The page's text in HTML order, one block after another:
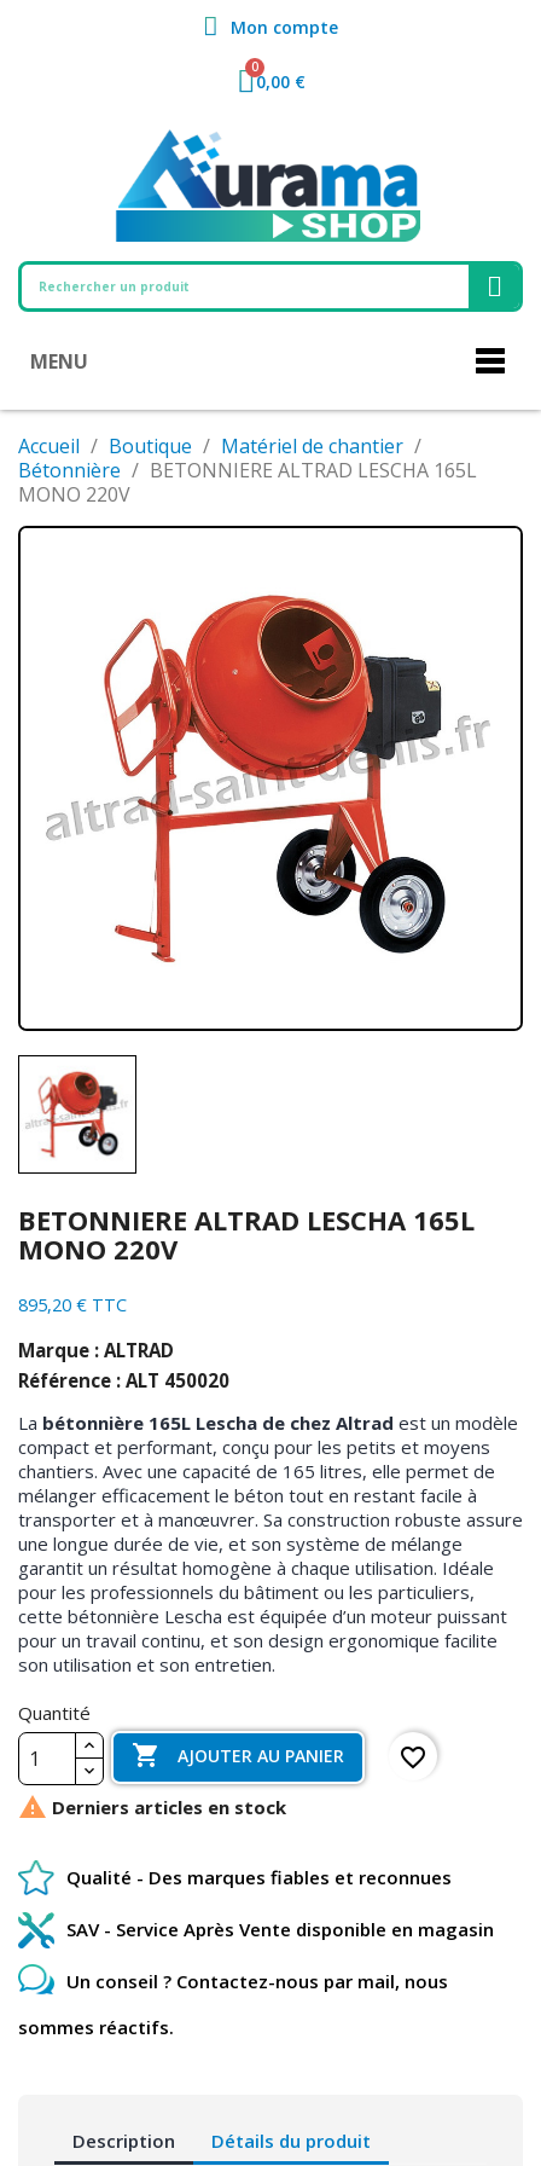
Mon compte
0,00 €
MENU
Accueil Boutique
Matériel de chantier
Bétonnière
BETONNIERE ALTRAD LESCHA 165L
MONO 220V
BETONNIERE ALTRAD LESCHA 165L
MONO 220V
895,20 € TTC
Marque : ALTRAD
Référence : ALT 450020
La bétonnière 165L Lescha de chez Altrad est un modèle
compact et performant, conçu pour les petits et moyens
chantiers. Avec une capacité de 165 litres, elle permet de
mélanger efficacement le béton tout en restant facile à
transporter et à manœuvrer. Sa construction robuste assure
une longue durée de vie, et son système de mélange
garantit un résultat homogène à chaque utilisation. Idéale
pour les professionnels du bâtiment ou les particuliers,
cette bétonnière Lescha est équipée d’un moteur puissant
pour un travail continu, et son design ergonomique facilite
son utilisation et son entretien.
Quantité
 AJOUTER AU PANIER
favorite_border
 Derniers articles en stock
Qualité - Des marques fiables et reconnues
SAV - Service Après Vente disponible en magasin
Un conseil ? Contactez-nous par mail, nous
sommes réactifs.
Description Détails du produit